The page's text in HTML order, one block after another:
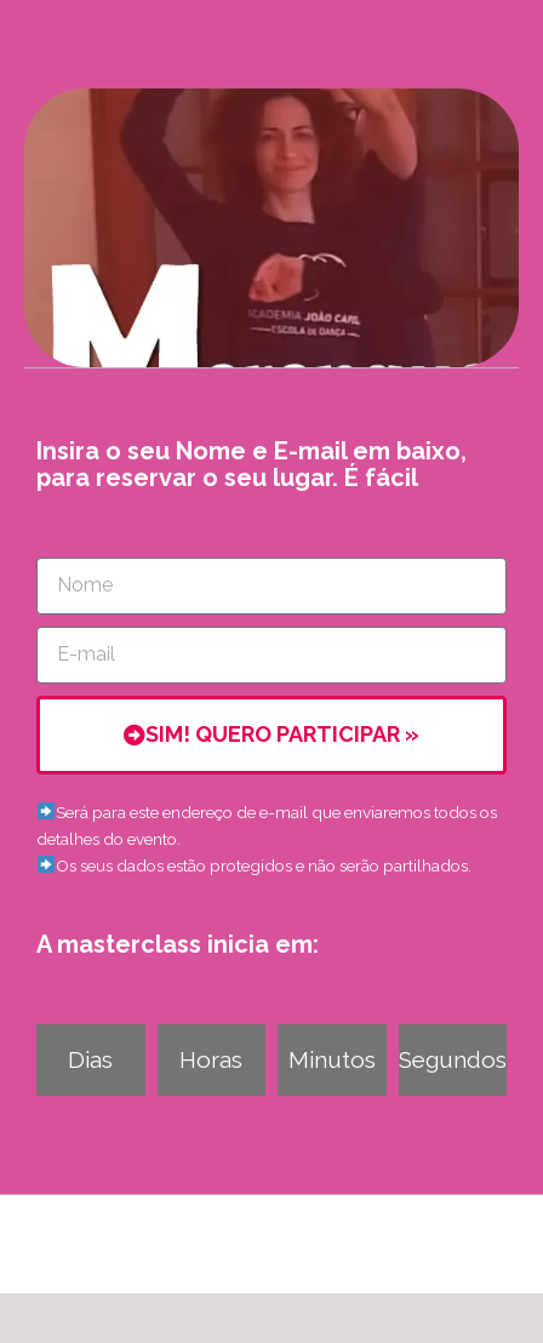
Insira o seu Nome e E-mail em baixo,
para reservar o seu lugar. É fácil
Nome
E-
mail
SIM! QUERO PARTICIPAR »
Será para este endereço de e-mail que enviaremos todos os
detalhes do evento.
Os seus dados estão protegidos e não serão partilhados.
A masterclass inicia em:
Dias Horas Minutos Segundos